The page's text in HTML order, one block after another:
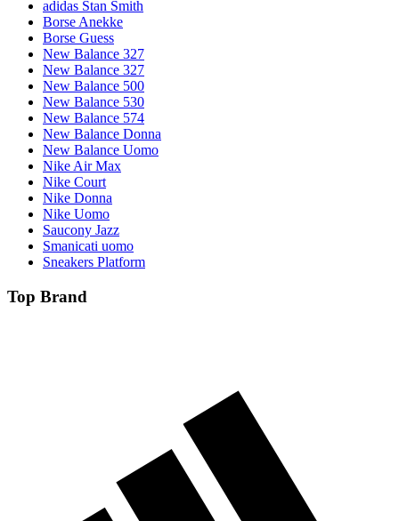
adidas Stan Smith
Borse Anekke
Borse Guess
New Balance 327
New Balance 327
New Balance 500
New Balance 530
New Balance 574
New Balance Donna
New Balance Uomo
Nike Air Max
Nike Court
Nike Donna
Nike Uomo
Saucony Jazz
Smanicati uomo
Sneakers Platform
Top Brand